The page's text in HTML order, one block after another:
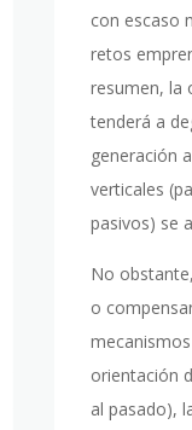
con escaso
retos
resumen, la
tenderá a
generación
verticales
pasivos) se
No
o
orientación
al pasado),